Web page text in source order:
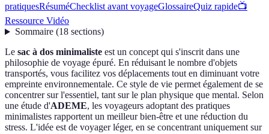
pratiquesRésuméChecklist avant voyageGlossaireQuiz rapide📺
Ressource Vidéo
Sommaire(18 sections)
Le sac à dos minimaliste est un concept qui s'inscrit dans une
philosophie de voyage épuré. En réduisant le nombre d'objets
transportés, vous facilitez vos déplacements tout en diminuant votre
empreinte environnementale. Ce style de vie permet également de se
concentrer sur l'essentiel, tant sur le plan physique que mental. Selon
une étude d'ADEME, les voyageurs adoptant des pratiques
minimalistes rapportent un meilleur bien-être et une réduction du
stress. L'idée est de voyager léger, en se concentrant uniquement sur